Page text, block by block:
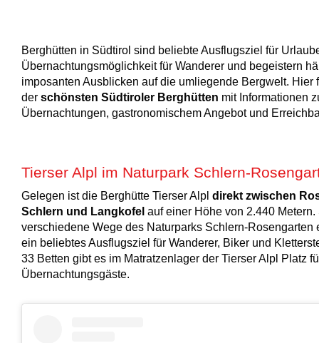
Berghütten in Südtirol sind beliebte Ausflugsziel für
Übernachtungsmöglichkeit für Wanderer und begeistern
imposanten Ausblicken auf die umliegende Bergwelt. Hier
der schönsten Südtiroler Berghütten mit Informationen
Übernachtungen, gastronomischem Angebot und
Tierser Alpl im Naturpark Schlern-
Gelegen ist die Berghütte Tierser Alpl direkt zwischen
Schlern und Langkofel auf einer Höhe von 2.440 Metern.
verschiedene Wege des Naturparks Schlern-Rosengarten
ein beliebtes Ausflugsziel für Wanderer, Biker und
33 Betten gibt es im Matratzenlager der Tierser Alpl Platz
Übernachtungsgäste.